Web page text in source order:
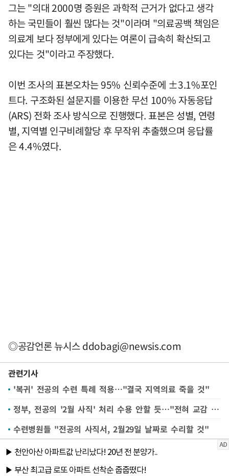
그는 "의대 2000명 증원은 과학적 근거가 없다고 생각
하는 국민들이 훨씬 많다는 것"이라며 "의료공백 책임은
의료계 보다 정부에게 있다는 여론이 급속히 확산되고
있다는 것"이라고 주장했다.
이번 조사의 표본오차는 95% 신뢰수준에 ±3.1%포인
트다. 구조화된 설문지를 이용한 무선 100% 자동응답
(ARS) 전화 조사 방식으로 진행했다. 표본은 성별, 연령
별, 지역별 인구비례할당 후 무작위 추출했으며 응답률
은 4.4%였다.
◎공감언론 뉴시스ddobagi@newsis.com
관련기사
'복귀' 전공의 수련 특례 적용…"결국 지역의료 죽을 것"
정부, 전공의 '2월 사직' 처리 수용 안할 듯…"전혀 교감 없었다"
수련병원들 "전공의 사직서, 2월29일 날짜로 수리할 것"